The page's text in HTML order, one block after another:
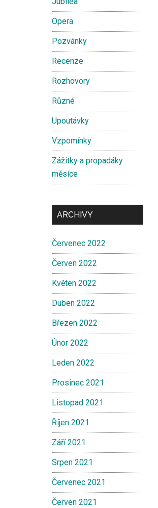
Opera
Pozvánky
Recenze
Rozhovory
Různé
Upoutávky
Vzpomínky
Zážitky a propadáky
měsíce
ARCHIVY
Červenec 2022
Červen 2022
Květen 2022
Duben 2022
Březen 2022
Únor 2022
Leden 2022
Prosinec 2021
Listopad 2021
Říjen 2021
Září 2021
Srpen 2021
Červenec 2021
Červen 2021